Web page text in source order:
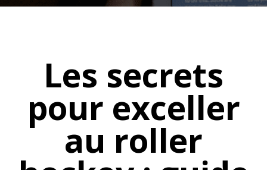
Les secrets
pour exceller
au roller